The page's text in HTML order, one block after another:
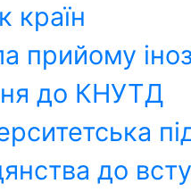
країн
прийому
до КНУТД
до